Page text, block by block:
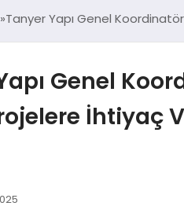
Tanyer Yapı Genel
Genel
İhtiyaç